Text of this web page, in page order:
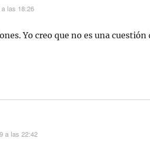
las 18:26
Yo creo que no es una
a las 22:42